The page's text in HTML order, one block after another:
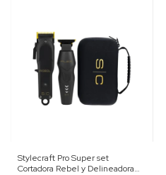
Stylecraft Pro Super set
Cortadora Rebel y Delineadora